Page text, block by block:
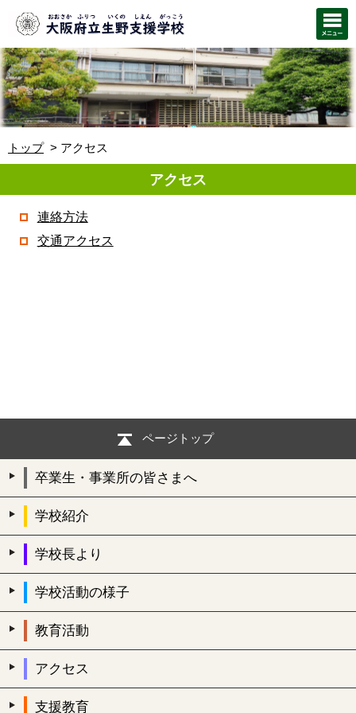
トップ アクセス
アクセス
連絡方法
交通アクセス
ページトップ
卒業生・事業所の皆さまへ
学校紹介
学校長より
学校活動の様子
教育活動
アクセス
支援教育